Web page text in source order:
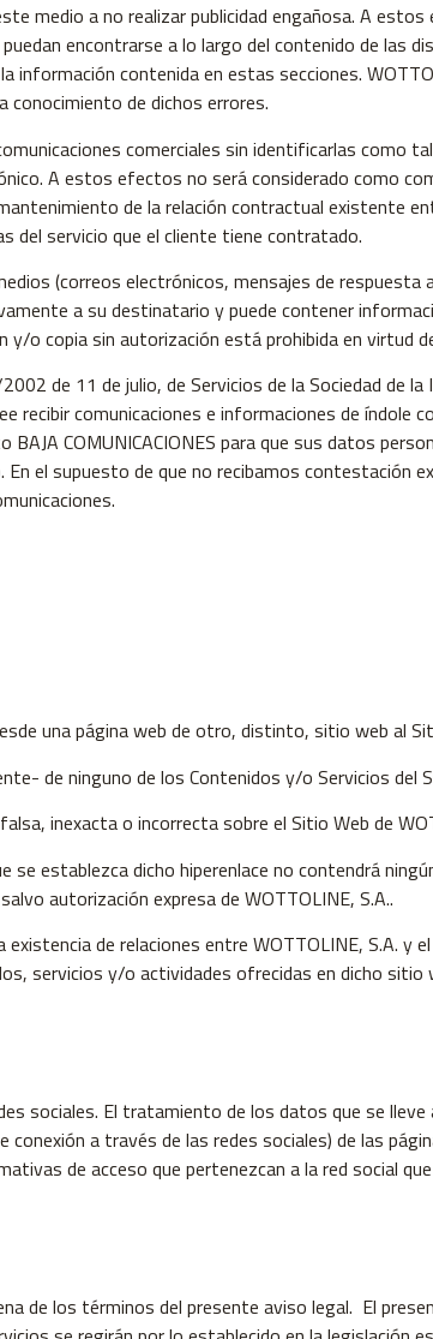
medio a no realizar publicidad engañosa. A
encontrarse a lo largo del contenido de las
contenida en estas secciones.
de dichos errores.
comerciales sin identificarlas como
A estos efectos no será considerado como
de la relación contractual existente
del servicio que el cliente tiene contratado.
(correos electrónicos, mensajes de
a su destinatario y puede contener
y/o copia sin autorización está prohibida en virtud
de 11 de julio, de Servicios de la Sociedad de
recibir comunicaciones e informaciones de
COMUNICACIONES para que sus datos
En el supuesto de que no recibamos contestación
una página web de otro, distinto, sitio web al
de ninguno de los Contenidos y/o Servicios del
inexacta o incorrecta sobre el Sitio Web de
se establezca dicho hiperenlace no contendrá
autorización expresa de WOTTOLINE, S.A..
de relaciones entre WOTTOLINE, S.A.
servicios y/o actividades ofrecidas en dicho sitio
sociales. El tratamiento de los datos que se
conexión a través de las redes sociales) de las
de acceso que pertenezcan a la red social
de los términos del presente aviso legal. El